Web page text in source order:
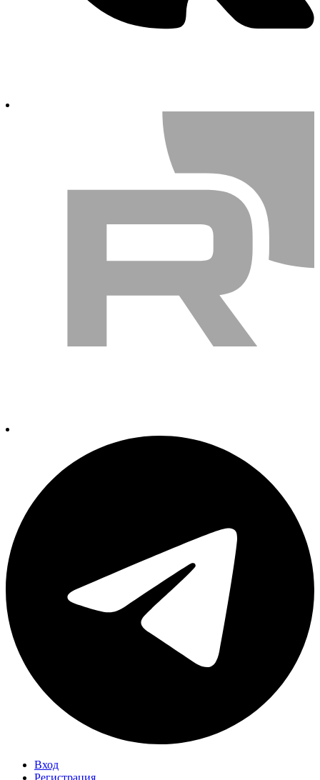
Вход
Регистрация